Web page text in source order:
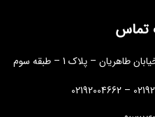
تماس
– پلاک 1 – طبقه سوم